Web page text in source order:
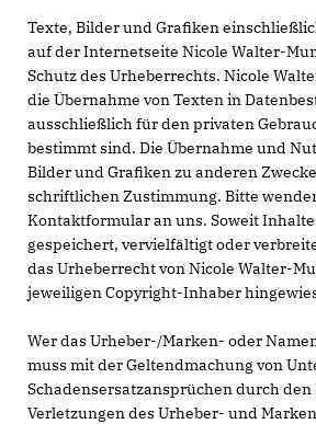
Texte, Bilder und Grafiken
auf der Internetseite Nicole Walter-
Schutz des Urheberrechts. Nicole
die Übernahme von Texten in
ausschließlich für den privaten
bestimmt sind. Die Übernahme und
Bilder und Grafiken zu anderen
schriftlichen Zustimmung. Bitte
Kontaktformular an uns. Soweit
gespeichert, vervielfältigt oder
das Urheberrecht von Nicole Walter-
jeweiligen Copyright-Inhaber
Wer das Urheber-/Marken- oder
muss mit der Geltendmachung von
Schadensersatzansprüchen durch den
Verletzungen des Urheber- und